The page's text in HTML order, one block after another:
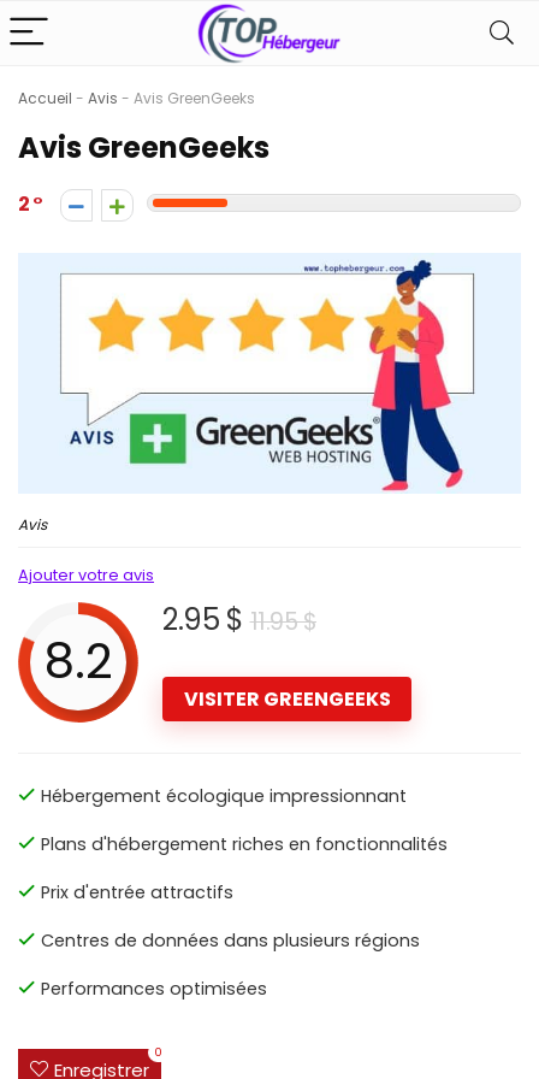
Accueil - Avis - Avis GreenGeeks
Avis GreenGeeks
2
Avis
Ajouter votre avis
8.2
2.95 $ 11.95 $
VISITER GREENGEEKS
Hébergement écologique impressionnant
Plans d'hébergement riches en fonctionnalités
Prix d'entrée attractifs
Centres de données dans plusieurs régions
Performances optimisées
Enregistrer
0